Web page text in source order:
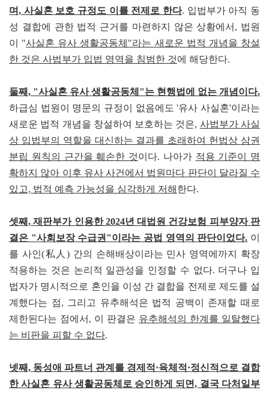
며, 사실혼 보호 규정도 이를 전제로 한다. 입법부가 아직 동
성 결합에 관한 법적 근거를 마련하지 않은 상황에서, 법원
이 "사실혼 유사 생활공동체"라는 새로운 법적 개념을 창설
한 것은 사법부가 입법 영역을 침범한 것에 해당한다.
둘째, "사실혼 유사 생활공동체"는 현행법에 없는 개념이다.
하급심 법원이 명문의 규정이 없음에도 '유사 사실혼'이라는
새로운 법적 개념을 창설하여 보호하는 것은, 사법부가 사실
상 입법부의 역할을 대신하는 결과를 초래하여 헌법상 삼권
분립 원칙의 근간을 훼손한 것이다. 나아가 적용 기준이 명
확하지 않아 이후 유사 사건에서 법원마다 판단이 달라질 수
있고, 법적 예측 가능성을 심각하게 저해 한다.
셋째, 재판부가 인용한 2024년 대법원 건강보험 피부양자 판
결은 "사회보장 수급권"이라는 공법 영역의 판단이었다. 이
를 사인(私人) 간의 손해배상이라는 민사 영역에까지 확장
적용하는 것은 논리적 일관성을 인정할 수 없다. 더구나 입
법자가 명시적으로 혼인을 이성 간 결합을 전제로 제도를 설
계했다는 점, 그리고 유추해석은 법적 공백이 존재할 때로
제한된다는 점에서, 이 판결은 유추해석의 한계를 일탈했다
는 비판을 피할 수 없다.
넷째, 동성애 파트너 관계를 경제적·육체적·정신적으로 결합
한 사실혼 유사 생활공동체로 승인하게 되면, 결국 다처일부